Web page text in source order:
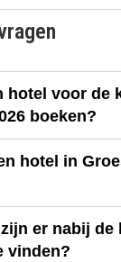
hotel voor de
boeken?
hotel in
er nabij de
vinden?